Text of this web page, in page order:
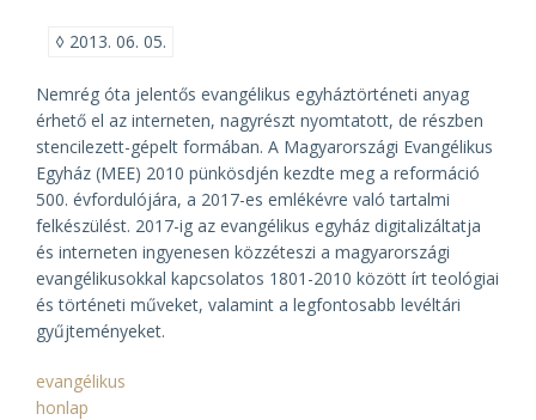
◊ 2013. 06. 05.
Nemrég óta jelentős evangélikus egyháztörténeti anyag
érhető el az interneten, nagyrészt nyomtatott, de részben
stencilezett-gépelt formában. A Magyarországi Evangélikus
Egyház (MEE) 2010 pünkösdjén kezdte meg a reformáció
500. évfordulójára, a 2017-es emlékévre való tartalmi
felkészülést. 2017-ig az evangélikus egyház digitalizáltatja
és interneten ingyenesen közzéteszi a magyarországi
evangélikusokkal kapcsolatos 1801-2010 között írt teológiai
és történeti műveket, valamint a legfontosabb levéltári
gyűjteményeket.
evangélikus
honlap